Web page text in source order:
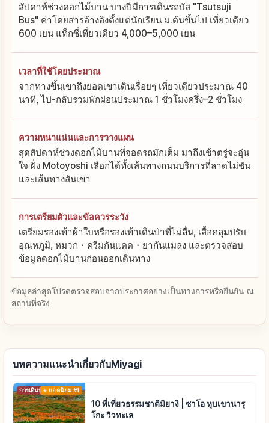
สัปดาห์ช่วงดอกไม้บาน บางปีมีการเดินรถบัส "Tsutsuji
Bus" ค่าโดยสารอ้างอิงตั้งแต่นักเรียน ม.ต้นขึ้นไป เที่ยวเดียว
600 เยน แท็กซี่เที่ยวเดียว 4,000–5,000 เยน
เวลาที่ใช้โดยประมาณ
จากทางขึ้นเขาถึงยอดเขาเดินเรื่อยๆ เที่ยวเดียวประมาณ 40
นาที, ไป-กลับรวมพักผ่อนประมาณ 1 ชั่วโมงครึ่ง–2 ชั่วโมง
ความหนาแน่นและการวางแผน
สุดสัปดาห์ช่วงดอกไม้บานที่จอดรถมักเต็ม มาถึงเช้าตรู่จะอุ่น
ใจ ฝั่ง Motoyoshi เลือกได้ทั้งเส้นทางถนนบริการที่ลาดไม่ชัน
และเส้นทางสันเขา
การเตรียมตัวและข้อควรระวัง
เตรียมรองเท้าผ้าใบหรือรองเท้าเดินป่าที่ไม่ลื่น, เสื้อคลุมปรับ
อุณหภูมิ, หมวก・ครีมกันแดด・ยากันแมลง และตรวจสอบ
ข้อมูลดอกไม้บานก่อนออกเดินทาง
ข้อมูลล่าสุดโปรดตรวจสอบจากประกาศอย่างเป็นทางการหรือยืนยัน ณ
สถานที่จริง
บทความแนะนำเกี่ยวกับMiyagi
การเดินทาง ยอดนิยม #1
10 ที่เที่ยวธรรมชาติมิยางิ | ซาโอ หุบเขานารุ
โกะ วิวทะเล